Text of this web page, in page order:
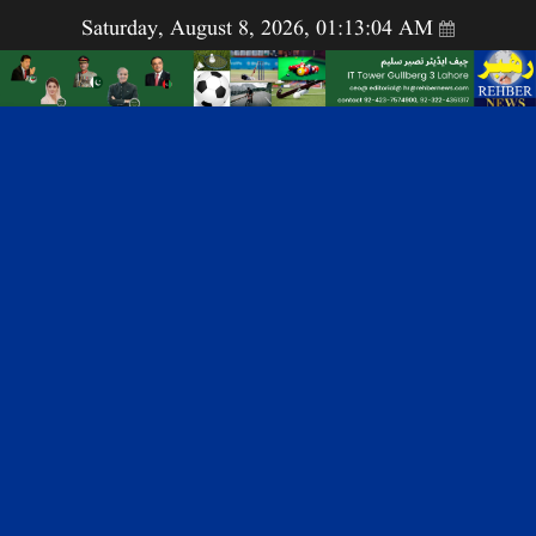
Saturday, August 8, 2026, 01:13:05 AM